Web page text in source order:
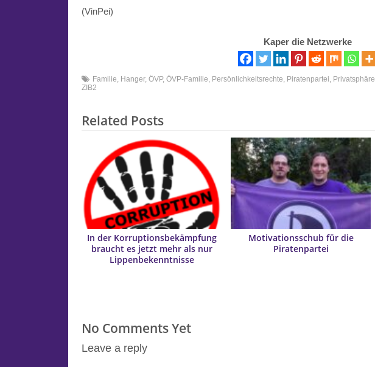
(VinPei)
Kaper die Netzwerke
Familie, Hanger,ÖVP,ÖVP-Familie, Persönlichkeitsrechte, Piratenpartei, Privatsphäre
ZIB2
Related Posts
In der Korruptionsbekämpfung
braucht es jetzt mehr als nur
Lippenbekenntnisse
Motivationsschub für die
Piratenpartei
No Comments Yet
Leave a reply